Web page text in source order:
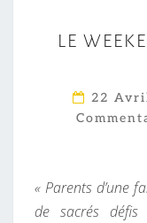
LE
22
« Parents d’une
de sacrés défis